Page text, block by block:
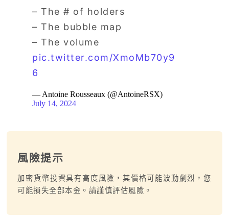
– The # of holders
– The bubble map
– The volume
pic.twitter.com/XmoMb70y9
6
— Antoine Rousseaux (@AntoineRSX)
July 14, 2024
風險提示
加密貨幣投資具有高度風險，其價格可能波動劇烈，您
可能損失全部本金。請謹慎評估風險。